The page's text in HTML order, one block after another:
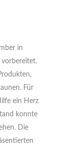
in
vorbereitet.
Für
ein Herz
konnte
Die